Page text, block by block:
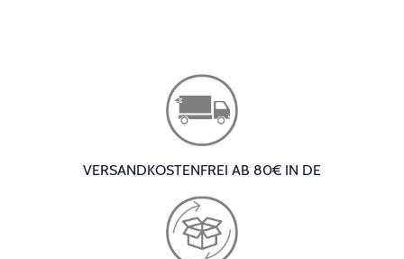
VERSANDKOSTENFREI AB 80€ IN DE